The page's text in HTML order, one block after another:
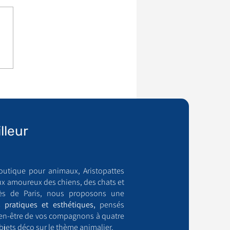
pour animaux, Aristopattes
amoureux des chiens, des chats et
de Paris, nous proposons une
et esthétiques, pensés
être de vos compagnons à quatre
déco sur le thème animalier.